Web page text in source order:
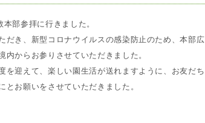
部参拝に行きました。
だき、新型コロナウイルスの感染防止のため、本部広
内からお参りさせていただきました。
を迎えて、楽しい園生活が送れますように、お友だち
とお願いをさせていただきました。